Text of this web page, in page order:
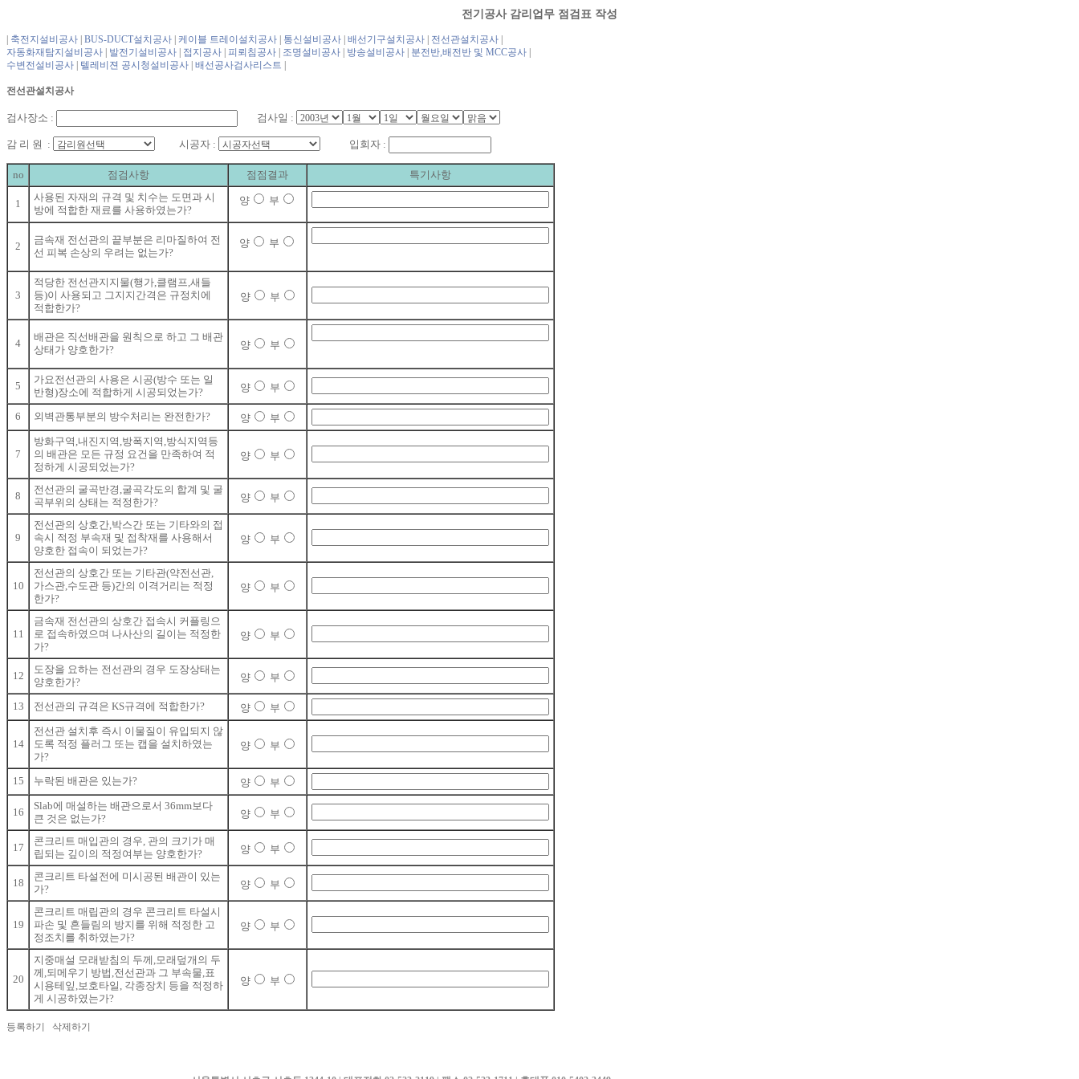
전기공사 감리업무 점검표 작성
축전지설비공사 BUS-DUCT설치공사 케이블 트레이설치공사 통신설비공사 배선기구설치공사 전선관설치공사
자동화재탐지설비공사
발전기설비공사 접지공사 피뢰침공사 조명설비공사 방송설비공사 분전반,배전반 및 MCC공사
수변전설비공사
텔레비젼 공시청설비공사 배선공사검사리스트
전선관설치공사
검사장소 : 검사일 :
감 리 원 : 시공자 : 입회자 :
no 점검사항 점점결과 특기사항
1
사용된 자재의 규격 및 치수는 도면과 시
방에 적합한 재료를 사용하였는가?
양 부
2
금속재 전선관의 끝부분은 리마질하여 전
선 피복 손상의 우려는 없는가?
양 부
3
적당한 전선관지지물(행가,클램프,새들
등)이 사용되고 그지지간격은 규정치에
적합한가?
양 부
4
배관은 직선배관을 원칙으로 하고 그 배관
상태가 양호한가?
양 부
5
가요전선관의 사용은 시공(방수 또는 일
반형)장소에 적합하게 시공되었는가?
양 부
6 외벽관통부분의 방수처리는 완전한가? 양 부
7
방화구역,내진지역,방폭지역,방식지역등
의 배관은 모든 규정 요건을 만족하여 적
정하게 시공되었는가?
양 부
8
전선관의 굴곡반경,굴곡각도의 합계 및 굴
곡부위의 상태는 적정한가?
양 부
9
전선관의 상호간,박스간 또는 기타와의 접
속시 적정 부속재 및 접착재를 사용해서
양호한 접속이 되었는가?
양 부
10
전선관의 상호간 또는 기타관(약전선관,
가스관,수도관 등)간의 이격거리는 적정
한가?
양 부
11
금속재 전선관의 상호간 접속시 커플링으
로 접속하였으며 나사산의 길이는 적정한
가?
양 부
12
도장을 요하는 전선관의 경우 도장상태는
양호한가?
양 부
13 전선관의 규격은 KS규격에 적합한가? 양 부
14
전선관 설치후 즉시 이물질이 유입되지 않
도록 적정 플러그 또는 캡을 설치하였는
가?
양 부
15 누락된 배관은 있는가? 양 부
16
Slab에 매설하는 배관으로서 36mm보다
큰 것은 없는가?
양 부
17
콘크리트 매입관의 경우, 관의 크기가 매
립되는 깊이의 적정여부는 양호한가?
양 부
18
콘크리트 타설전에 미시공된 배관이 있는
가?
양 부
19
콘크리트 매립관의 경우 콘크리트 타설시
파손 및 흔들림의 방지를 위해 적정한 고
정조치를 취하였는가?
양 부
20
지중매설 모래받침의 두께,모래덮개의 두
께,되메우기 방법,전선관과 그 부속물,표
시용테잎,보호타일, 각종장치 등을 적정하
게 시공하였는가?
양 부
등록하기 삭제하기